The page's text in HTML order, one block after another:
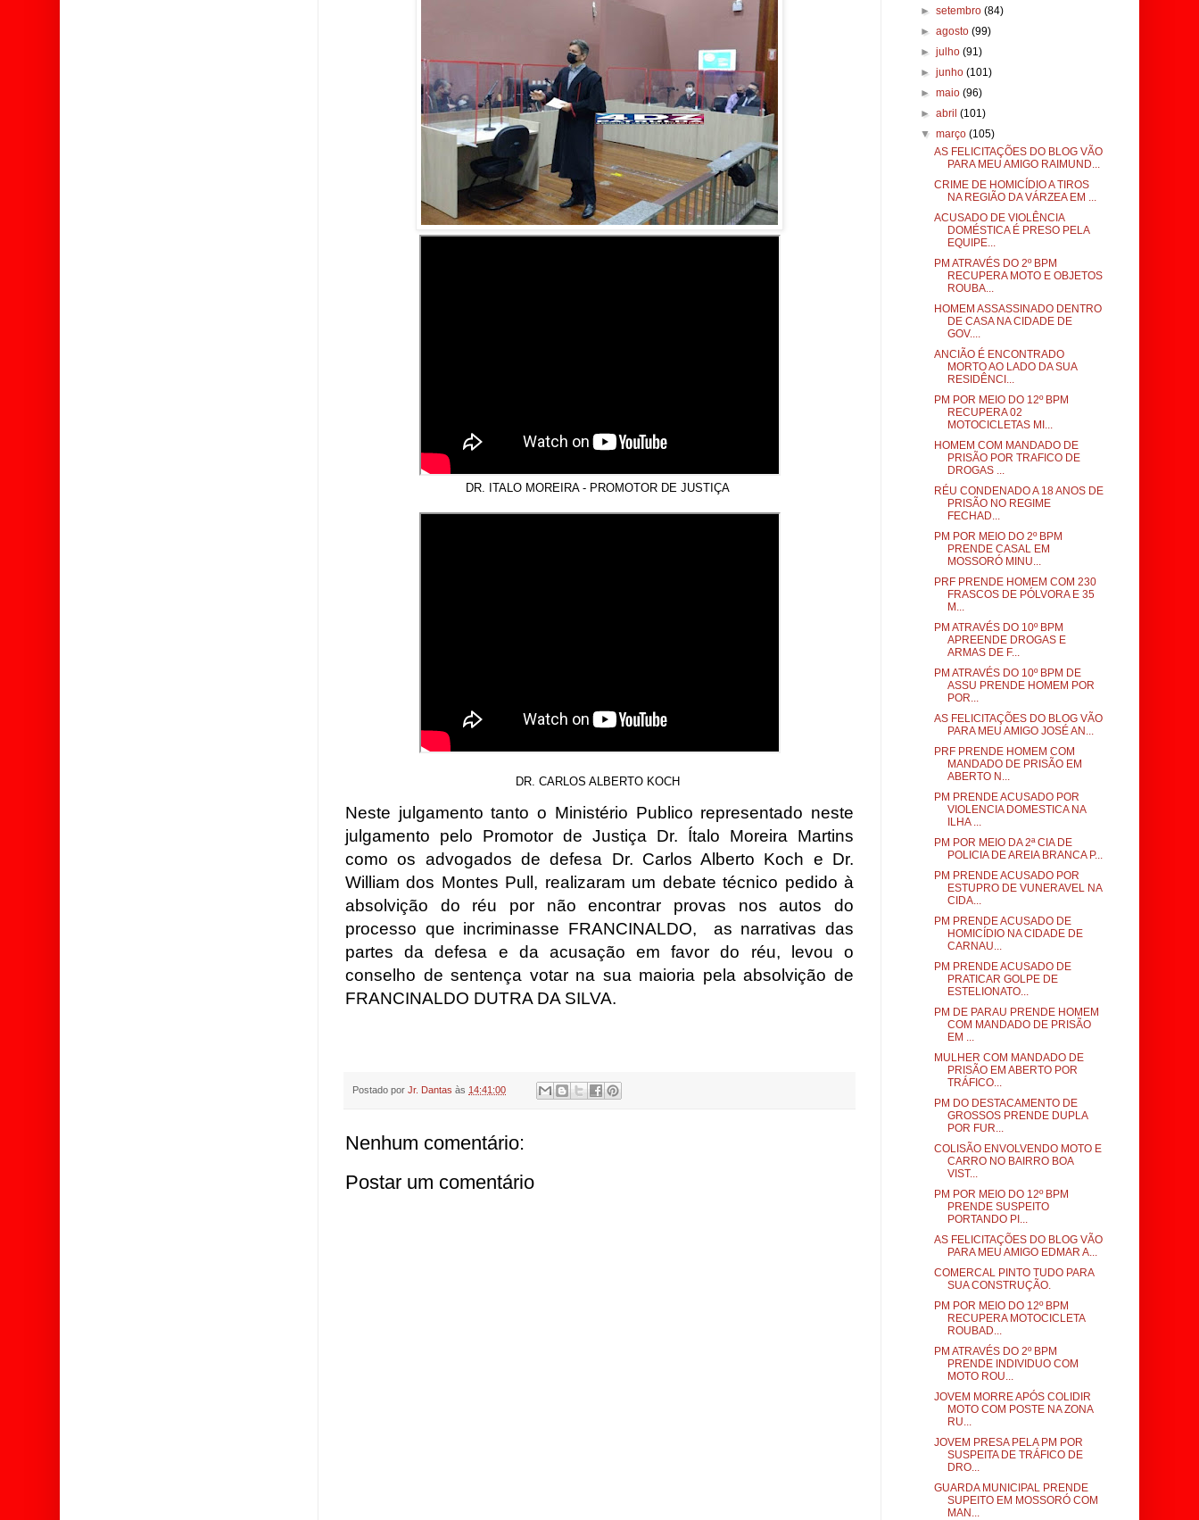
DR. ITALO MOREIRA - PROMOTOR DE JUSTIÇA
DR. CARLOS ALBERTO KOCH
Neste julgamento tanto o Ministério Publico representado neste
julgamento pelo Promotor de Justiça Dr. Ítalo Moreira Martins
como os advogados de defesa Dr. Carlos Alberto Koch e Dr.
William dos Montes Pull, realizaram um debate técnico pedido à
absolvição do réu por não encontrar provas nos autos do
processo que incriminasse FRANCINALDO,
as narrativas das
partes da defesa e da acusação em favor do réu, levou o
conselho de sentença votar na sua maioria pela absolvição de
FRANCINALDO DUTRA DA SILVA.
Postado por Jr. Dantas às 14:41:00
Nenhum comentário:
Postar um comentário
►setembro(84)
►agosto(99)
►julho(91)
►junho(101)
►maio(96)
►abril(101)
▼março(105)
AS FELICITAÇÕES DO BLOG VÃO
PARA MEU AMIGO RAIMUND...
CRIME DE HOMICÍDIO A TIROS
NA REGIÃO DA VÁRZEA EM ...
ACUSADO DE VIOLÊNCIA
DOMÉSTICA É PRESO PELA
EQUIPE...
PM ATRAVÉS DO 2º BPM
RECUPERA MOTO E OBJETOS
ROUBA...
HOMEM ASSASSINADO DENTRO
DE CASA NA CIDADE DE
GOV....
ANCIÃO É ENCONTRADO
MORTO AO LADO DA SUA
RESIDÊNCI...
PM POR MEIO DO 12º BPM
RECUPERA 02
MOTOCICLETAS MI...
HOMEM COM MANDADO DE
PRISÃO POR TRAFICO DE
DROGAS ...
RÉU CONDENADO A 18 ANOS DE
PRISÃO NO REGIME
FECHAD...
PM POR MEIO DO 2º BPM
PRENDE CASAL EM
MOSSORÓ MINU...
PRF PRENDE HOMEM COM 230
FRASCOS DE PÓLVORA E 35
M...
PM ATRAVÉS DO 10º BPM
APREENDE DROGAS E
ARMAS DE F...
PM ATRAVÉS DO 10º BPM DE
ASSU PRENDE HOMEM POR
POR...
AS FELICITAÇÕES DO BLOG VÃO
PARA MEU AMIGO JOSÉ AN...
PRF PRENDE HOMEM COM
MANDADO DE PRISÃO EM
ABERTO N...
PM PRENDE ACUSADO POR
VIOLENCIA DOMESTICA NA
ILHA ...
PM POR MEIO DA 2ª CIA DE
POLICIA DE AREIA BRANCA P...
PM PRENDE ACUSADO POR
ESTUPRO DE VUNERAVEL NA
CIDA...
PM PRENDE ACUSADO DE
HOMICÍDIO NA CIDADE DE
CARNAU...
PM PRENDE ACUSADO DE
PRATICAR GOLPE DE
ESTELIONATO...
PM DE PARAU PRENDE HOMEM
COM MANDADO DE PRISÃO
EM ...
MULHER COM MANDADO DE
PRISÃO EM ABERTO POR
TRÁFICO...
PM DO DESTACAMENTO DE
GROSSOS PRENDE DUPLA
POR FUR...
COLISÃO ENVOLVENDO MOTO E
CARRO NO BAIRRO BOA
VIST...
PM POR MEIO DO 12º BPM
PRENDE SUSPEITO
PORTANDO PI...
AS FELICITAÇÕES DO BLOG VÃO
PARA MEU AMIGO EDMAR A...
COMERCAL PINTO TUDO PARA
SUA CONSTRUÇÃO.
PM POR MEIO DO 12º BPM
RECUPERA MOTOCICLETA
ROUBAD...
PM ATRAVÉS DO 2º BPM
PRENDE INDIVIDUO COM
MOTO ROU...
JOVEM MORRE APÓS COLIDIR
MOTO COM POSTE NA ZONA
RU...
JOVEM PRESA PELA PM POR
SUSPEITA DE TRÁFICO DE
DRO...
GUARDA MUNICIPAL PRENDE
SUPEITO EM MOSSORÓ COM
MAN...